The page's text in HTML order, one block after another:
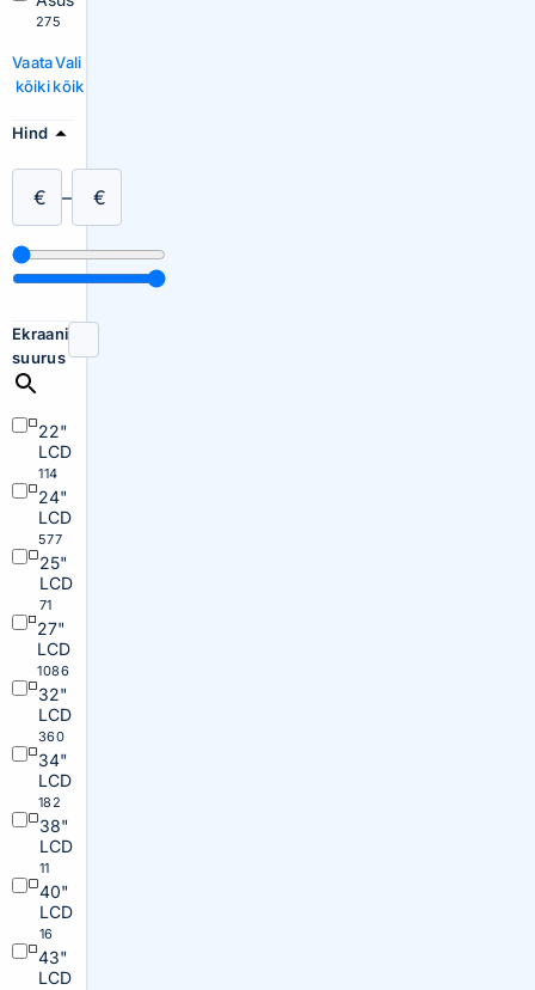
275
Vaata
kõiki
Vali
kõik
Hind
€ – €
Ekraani
suurus
22"
LCD
114
24"
LCD
577
25"
LCD
71
27"
LCD
1086
32"
LCD
360
34"
LCD
182
38"
LCD
11
40"
LCD
16
43"
LCD